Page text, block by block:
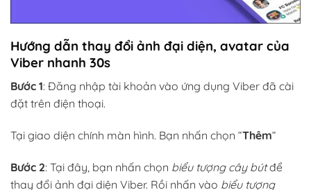
Hướng dẫn thay đổi ảnh đại diện, avatar của
Viber nhanh 30s
Bước 1: Đăng nhập tài khoản vào ứng dụng Viber đã cài
đặt trên điện thoại.
Tại giao diện chính màn hình. Bạn nhấn chọn “Thêm“
Bước 2: Tại đây, bạn nhấn chọn biểu tượng cây bútđể
thay đổi ảnh đại diện Viber. Rồi nhấn vào biểu tượng